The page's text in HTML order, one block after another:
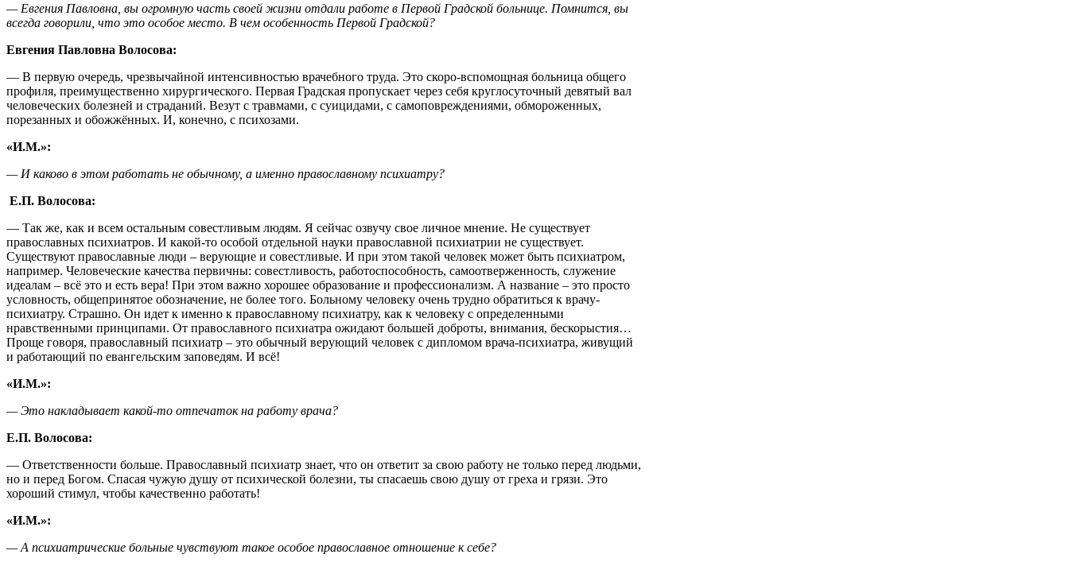
— Евгения Павловна, вы огромную часть своей жизни отдали работе в Первой Градской больнице. Помнится, вы
всегда говорили, что это особое место. В чем особенность Первой Градской?
Евгения Павловна Волосова:
— В первую очередь, чрезвычайной интенсивностью врачебного труда. Это скоро-вспомощная больница общего
профиля, преимущественно хирургического. Первая Градская пропускает через себя круглосуточный девятый вал
человеческих болезней и страданий. Везут с травмами, с суицидами, с самоповреждениями, обмороженных,
порезанных и обожжённых. И, конечно, с психозами.
«И.М.»:
— И каково в этом работать не обычному, а именно православному психиатру?
Е.П. Волосова:
— Так же, как и всем остальным совестливым людям. Я сейчас озвучу свое личное мнение. Не существует
православных психиатров. И какой-то особой отдельной науки православной психиатрии не существует.
Существуют православные люди – верующие и совестливые. И при этом такой человек может быть психиатром,
например. Человеческие качества первичны: совестливость, работоспособность, самоотверженность, служение
идеалам – всё это и есть вера! При этом важно хорошее образование и профессионализм. А название – это просто
условность, общепринятое обозначение, не более того. Больному человеку очень трудно обратиться к врачу-
психиатру. Страшно. Он идет к именно к православному психиатру, как к человеку с определенными
нравственными принципами. От православного психиатра ожидают большей доброты, внимания, бескорыстия…
Проще говоря, православный психиатр – это обычный верующий человек с дипломом врача-психиатра, живущий
и работающий по евангельским заповедям. И всё!
«И.М.»:
— Это накладывает какой-то отпечаток на работу врача?
Е.П. Волосова:
— Ответственности больше. Православный психиатр знает, что он ответит за свою работу не только перед людьми,
но и перед Богом. Спасая чужую душу от психической болезни, ты спасаешь свою душу от греха и грязи. Это
хороший стимул, чтобы качественно работать!
«И.М.»:
— А психиатрические больные чувствуют такое особое православное отношение к себе?